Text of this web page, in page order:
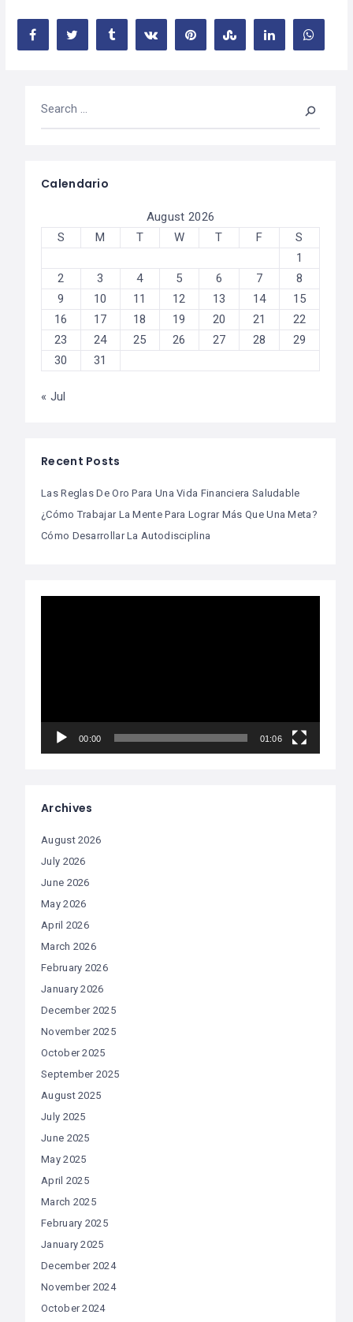
Calendario
August 2026
S
M T W T F
S
1
2
3 4 5 6 7
8
9
10 11 12 13 14
15
16
17 18 19 20 21
22
23
24 25 26 27 28
29
30
31
« Jul
Recent Posts
Las Reglas De Oro Para Una Vida Financiera Saludable
¿Cómo Trabajar La Mente Para Lograr Más Que Una Meta?
Cómo Desarrollar La Autodisciplina
00:00 01:06
Archives
August 2026
July 2026
June 2026
May 2026
April 2026
March 2026
February 2026
January 2026
December 2025
November 2025
October 2025
September 2025
August 2025
July 2025
June 2025
May 2025
April 2025
March 2025
February 2025
January 2025
December 2024
November 2024
October 2024